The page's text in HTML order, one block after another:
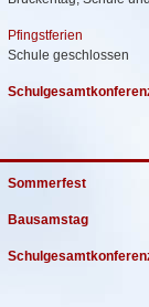
Pfingstferien
Schule geschlossen
Sommerfest
Bausamstag